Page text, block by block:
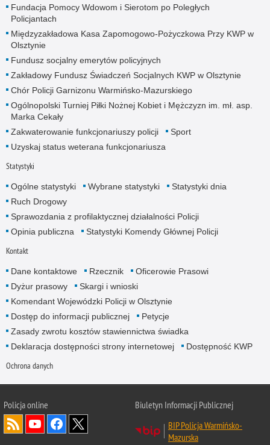
Fundacja Pomocy Wdowom i Sierotom po Poległych
Policjantach
Międzyzakładowa Kasa Zapomogowo-Pożyczkowa Przy KWP w
Olsztynie
Fundusz socjalny emerytów policyjnych
Zakładowy Fundusz Świadczeń Socjalnych KWP w Olsztynie
Chór Policji Garnizonu Warmińsko-Mazurskiego
Ogólnopolski Turniej Piłki Nożnej Kobiet i Mężczyzn im. mł. asp.
Marka Cekały
Zakwaterowanie funkcjonariuszy policji
Sport
Uzyskaj status weterana funkcjonariusza
Statystyki
Ogólne statystyki Wybrane statystyki
Statystyki dnia
Ruch Drogowy
Sprawozdania z profilaktycznej działalności Policji
Opinia publiczna
Statystyki Komendy Głównej Policji
Kontakt
Dane kontaktowe Rzecznik
Oficerowie Prasowi
Dyżur prasowy
Skargi i wnioski
Komendant Wojewódzki Policji w Olsztynie
Dostęp do informacji publicznej
Petycje
Zasady zwrotu kosztów stawiennictwa świadka
Deklaracja dostępności strony internetowej
Dostępność KWP
Ochrona danych
Policja online
Biuletyn Informacji Publicznej
BIP Policja Warmińsko-
Mazurska